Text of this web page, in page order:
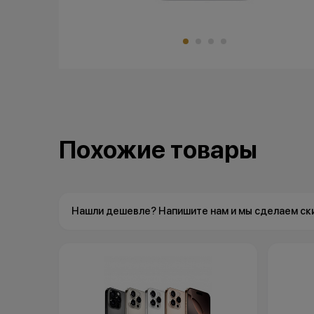
Похожие товары
Нашли дешевле? Напишите нам и мы сделаем